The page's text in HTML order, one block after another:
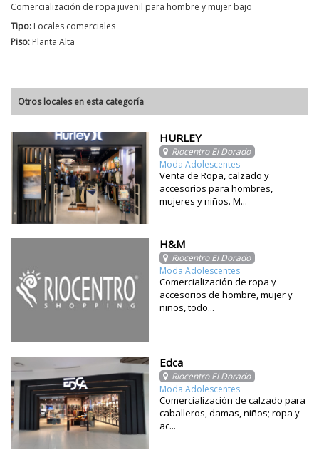
Comercialización de ropa juvenil para hombre y mujer bajo
Tipo: Locales comerciales
Piso: Planta Alta
Otros locales en esta categoría
HURLEY
Riocentro El Dorado
Moda Adolescentes
Venta de Ropa, calzado y
accesorios para hombres,
mujeres y niños. M...
H&M
Riocentro El Dorado
Moda Adolescentes
Comercialización de ropa y
accesorios de hombre, mujer y
niños, todo...
Edca
Riocentro El Dorado
Moda Adolescentes
Comercialización de calzado para
caballeros, damas, niños; ropa y
ac...